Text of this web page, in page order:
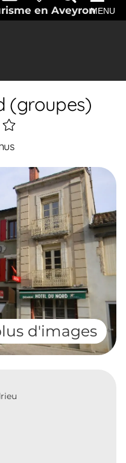
en AveyronMENU
(groupes)
d'images